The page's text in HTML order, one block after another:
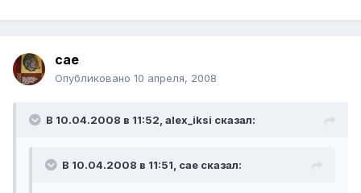
cae
Опубликовано 10 апреля, 2008
В 10.04.2008 в 11:52, alex_iksi сказал:
В 10.04.2008 в 11:51, cae сказал: